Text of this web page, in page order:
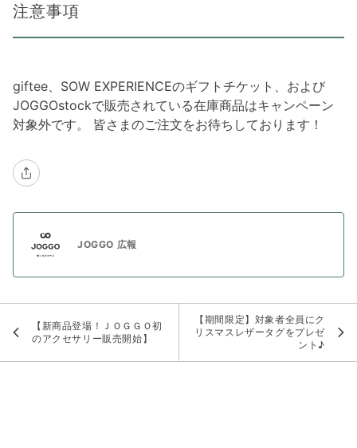
注意事項
giftee、SOW EXPERIENCEのギフトチケット、および
JOGGOstockで販売されている在庫商品はキャンペーン
対象外です。 皆さまのご注文をお待ちしております！
JOGGO 広報
【新商品登場！ＪＯＧＧＯ初
のアクセサリー販売開始】
【期間限定】対象者全員にク
リスマスレザータグをプレゼ
ント♪